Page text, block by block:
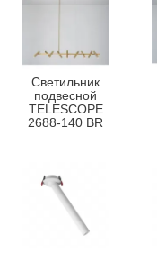
Светильник
подвесной
TELESCOPE
2688-140 BR